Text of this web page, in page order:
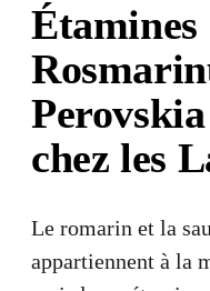
Étamines
chez les
Le romarin et la
appartiennent à la